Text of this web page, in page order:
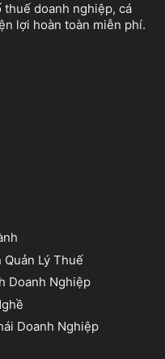
doanh nghiệp, cá
lợi hoàn toàn miễn phí.
Lý Thuế
Doanh Nghiệp
Doanh Nghiệp